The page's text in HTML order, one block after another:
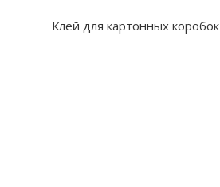
Клей для картонных коробок